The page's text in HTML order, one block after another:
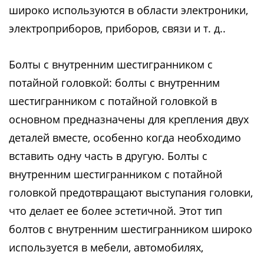
широко используются в области электроники,
электроприборов, приборов, связи и т. д..
Болты с внутренним шестигранником с
потайной головкой: болты с внутренним
шестигранником с потайной головкой в
основном предназначены для крепления двух
деталей вместе, особенно когда необходимо
вставить одну часть в другую. Болты с
внутренним шестигранником с потайной
головкой предотвращают выступания головки,
что делает ее более эстетичной. Этот тип
болтов с внутренним шестигранником широко
используется в мебели, автомобилях,